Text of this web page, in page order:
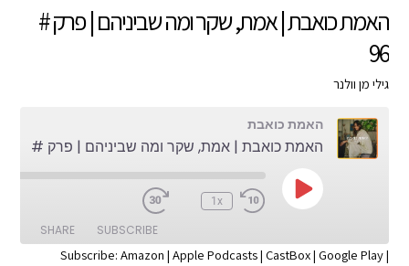
האמת
כואבת
97
האמת כואבת | אמת, שקר ומה שביניהם | פרק #
96
גילי מן וולנר
האמת כואבת
האמת כואבת | אמת, שקר ומה שביניהם | פרק # 96
Play
Episode
1x
SUBSCRIBE
SHARE
Subscribe: Amazon | Apple Podcasts| CastBox| Google Play|